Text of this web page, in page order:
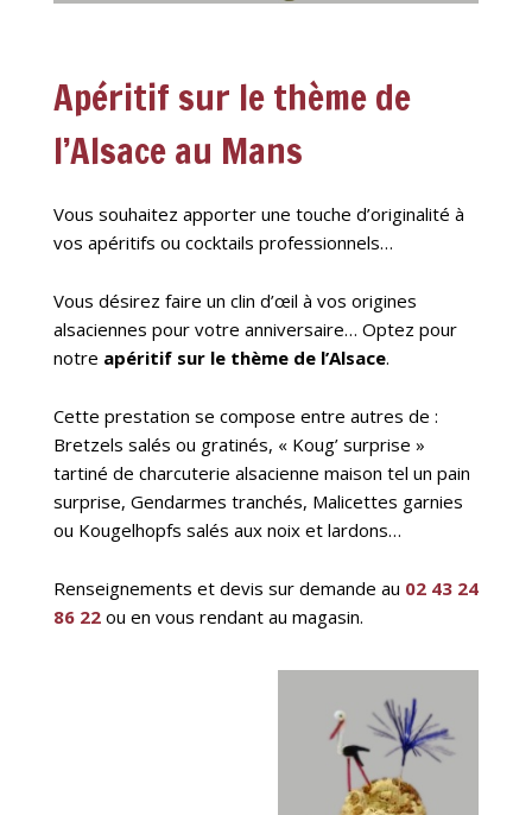
Apéritif sur le thème de
l’Alsace au Mans
Vous souhaitez apporter une touche d’originalité à
vos apéritifs ou cocktails professionnels…
Vous désirez faire un clin d’œil à vos origines
alsaciennes pour votre anniversaire… Optez pour
notre apéritif sur le thème de l’Alsace.
Cette prestation se compose entre autres de :
Bretzels salés ou gratinés, « Koug’ surprise »
tartiné de charcuterie alsacienne maison tel un pain
surprise, Gendarmes tranchés, Malicettes garnies
ou Kougelhopfs salés aux noix et lardons…
Renseignements et devis sur demande au 02 43 24
86 22ou en vous rendant au magasin.